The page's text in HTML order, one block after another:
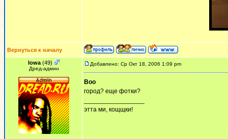
Вернуться к началу
Iowa (49)
Дред-админ
Добавлено: Ср Окт 18, 2006 1:09 pm
Boo
город? еще фотки?
этта ми, кощщки!